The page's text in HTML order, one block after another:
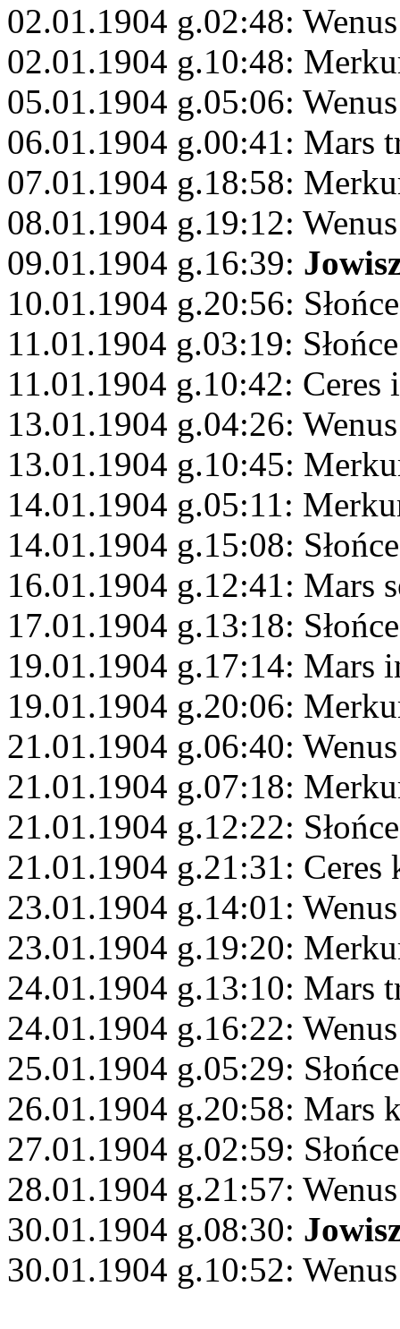
02.01.1904 g.02:48:
02.01.1904 g.10:48:
05.01.1904 g.05:06:
06.01.1904 g.00:41: Mars
07.01.1904 g.18:58:
08.01.1904 g.19:12:
09.01.1904 g.16:39:
10.01.1904 g.20:56:
11.01.1904 g.03:19:
11.01.1904 g.10:42: Ceres
13.01.1904 g.04:26:
13.01.1904 g.10:45:
14.01.1904 g.05:11:
14.01.1904 g.15:08:
16.01.1904 g.12:41: Mars
17.01.1904 g.13:18:
19.01.1904 g.17:14: Mars
19.01.1904 g.20:06:
21.01.1904 g.06:40:
21.01.1904 g.07:18:
21.01.1904 g.12:22:
21.01.1904 g.21:31:
23.01.1904 g.14:01:
23.01.1904 g.19:20:
24.01.1904 g.13:10: Mars
24.01.1904 g.16:22:
25.01.1904 g.05:29:
26.01.1904 g.20:58: Mars
27.01.1904 g.02:59:
28.01.1904 g.21:57:
30.01.1904 g.08:30:
30.01.1904 g.10:52: